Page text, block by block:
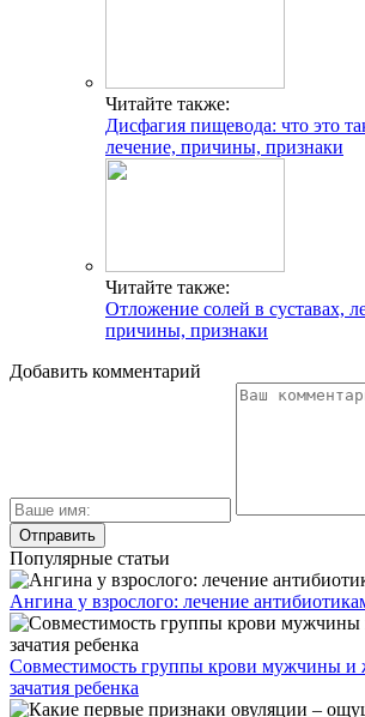
Читайте также:
Дисфагия пищевода: что это
лечение, причины, признаки
Читайте также:
Отложение солей в суставах,
причины, признаки
Добавить комментарий
Популярные статьи
Ангина у взрослого: лечение
Совместимость группы крови мужчины
зачатия ребенка